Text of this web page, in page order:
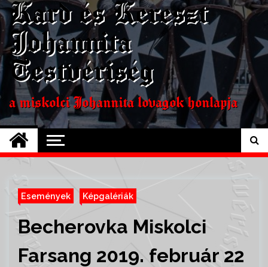
Kard és Kereszt
Johannita
Testvériség
a miskolci Johannita lovagok honlapja
Események Képgalériák
Becherovka Miskolci
Farsang 2019. február 22